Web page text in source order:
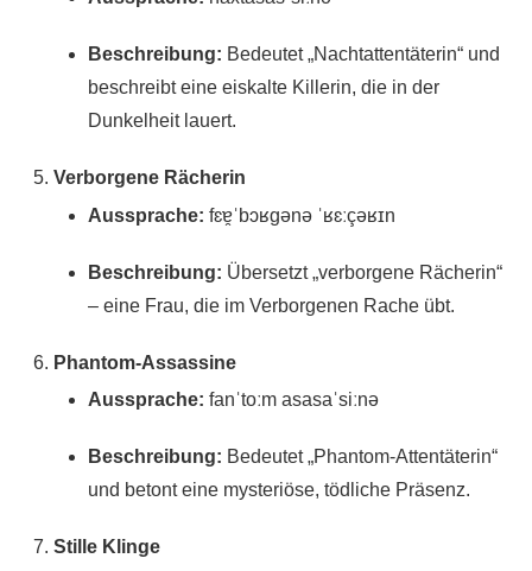
Beschreibung: Bedeutet „Nachtattentäterin“ und
beschreibt eine eiskalte Killerin, die in der
Dunkelheit lauert.
Verborgene Rächerin
Aussprache: fɛɐ̯ˈbɔʁgənə ˈʁɛːçəʁɪn
Beschreibung: Übersetzt „verborgene Rächerin“
– eine Frau, die im Verborgenen Rache übt.
Phantom-Assassine
Aussprache: fanˈtoːm asasaˈsiːnə
Beschreibung: Bedeutet „Phantom-Attentäterin“
und betont eine mysteriöse, tödliche Präsenz.
Stille Klinge